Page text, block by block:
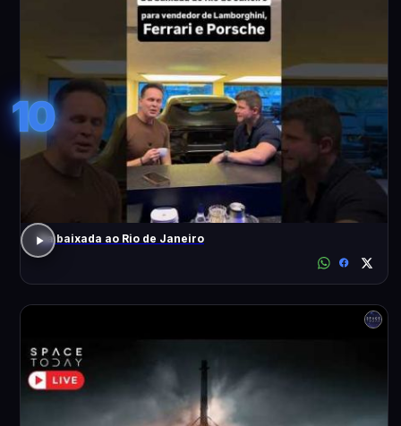
10
Da baixada ao Rio de Janeiro